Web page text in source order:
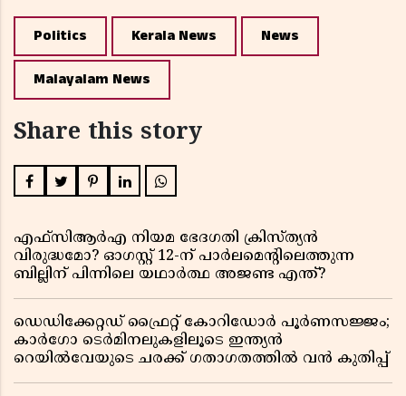
Politics Kerala News News
Malayalam News
Share this story
എഫ്സിആർഎ നിയമ ഭേദഗതി ക്രിസ്ത്യൻ
വിരുദ്ധമോ? ഓഗസ്റ്റ് 12-ന് പാർലമെന്റിലെത്തുന്ന
ബില്ലിന് പിന്നിലെ യഥാർത്ഥ അജണ്ട എന്ത്?
ഡെഡിക്കേറ്റഡ് ഫ്രൈറ്റ് കോറിഡോർ പൂർണസജ്ജം;
കാർഗോ ടെർമിനലുകളിലൂടെ ഇന്ത്യൻ
റെയിൽവേയുടെ ചരക്ക് ഗതാഗതത്തിൽ വൻ കുതിപ്പ്